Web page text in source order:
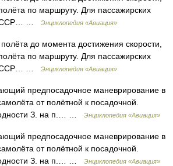
по маршруту. Для пассажирских
СССР… …
Энциклопедия «Авиация»
до момента достижения скорости,
по маршруту. Для пассажирских
СССР… …
Энциклопедия «Авиация»
предпосадочное маневрирование в
от полётной к посадочной.
З. на п.… …
Энциклопедия «Авиация»
предпосадочное маневрирование в
от полётной к посадочной.
З. на п.… …
Энциклопедия «Авиация»